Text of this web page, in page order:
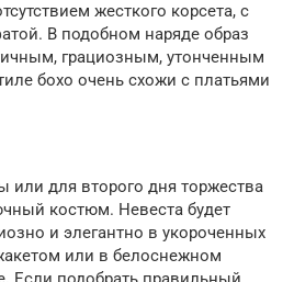
жесткого корсета, с
В подобном наряде образ
грациозным, утонченным
бохо очень схожи с платьями
или для второго дня торжества
костюм. Невеста будет
и элегантно в укороченных
или в белоснежном